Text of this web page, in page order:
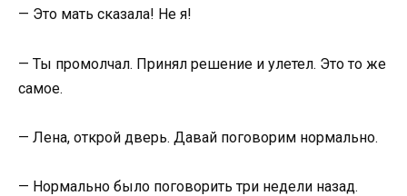
— Это мать сказала! Не я!
— Ты промолчал. Принял решение и улетел. Это то же
самое.
— Лена, открой дверь. Давай поговорим нормально.
— Нормально было поговорить три недели назад.